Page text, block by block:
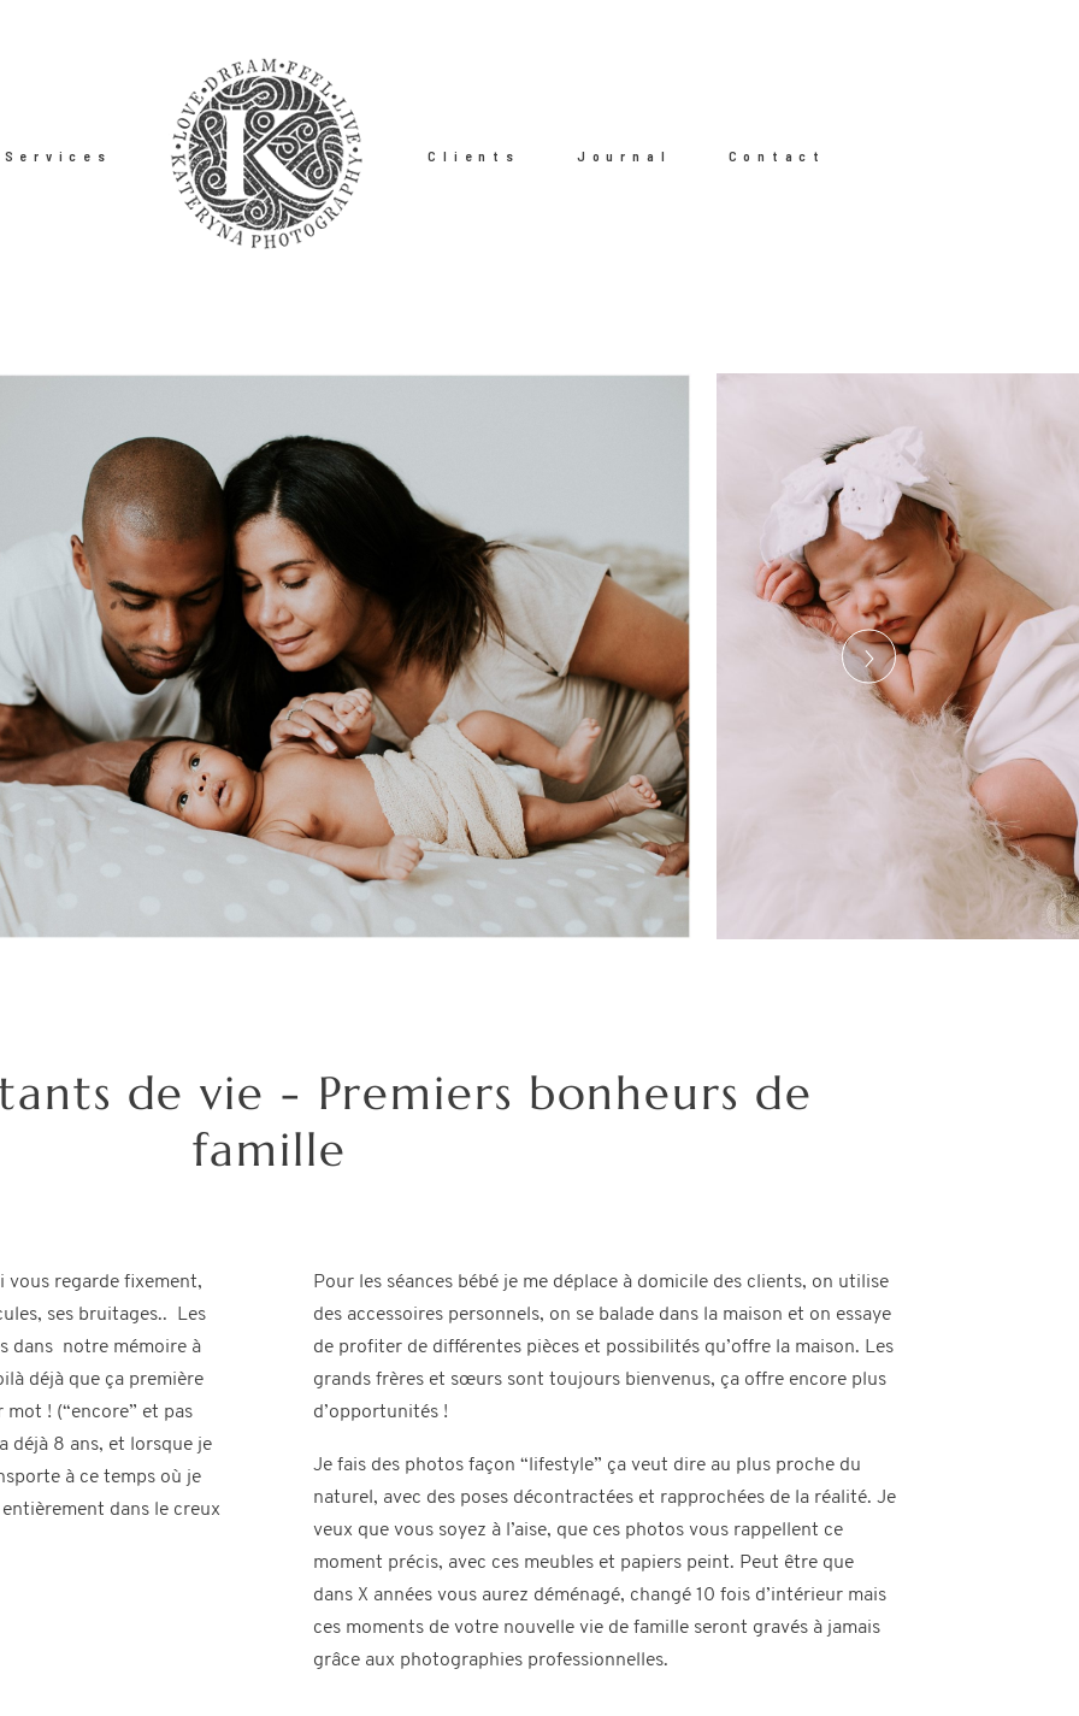
Services Clients Journal Contact
de vie - Premiers bonheurs de
famille
vous regarde fixement,
ses bruitages.. Les
dans notre mémoire à
déjà que ça première
! (“encore” et pas
déjà 8 ans, et lorsque je
à ce temps où je
dans le creux
Pour les séances bébé je me déplace à domicile des clients, on utilise
des accessoires personnels, on se balade dans la maison et on essaye
de profiter de différentes pièces et possibilités qu’offre la maison. Les
grands frères et sœurs sont toujours bienvenus, ça offre encore plus
d’opportunités !
Je fais des photos façon “lifestyle” ça veut dire au plus proche du
naturel, avec des poses décontractées et rapprochées de la réalité. Je
veux que vous soyez à l’aise, que ces photos vous rappellent ce
moment précis, avec ces meubles et papiers peint. Peut être que
dans X années vous aurez déménagé, changé 10 fois d’intérieur mais
ces moments de votre nouvelle vie de famille seront gravés à jamais
grâce aux photographies professionnelles.